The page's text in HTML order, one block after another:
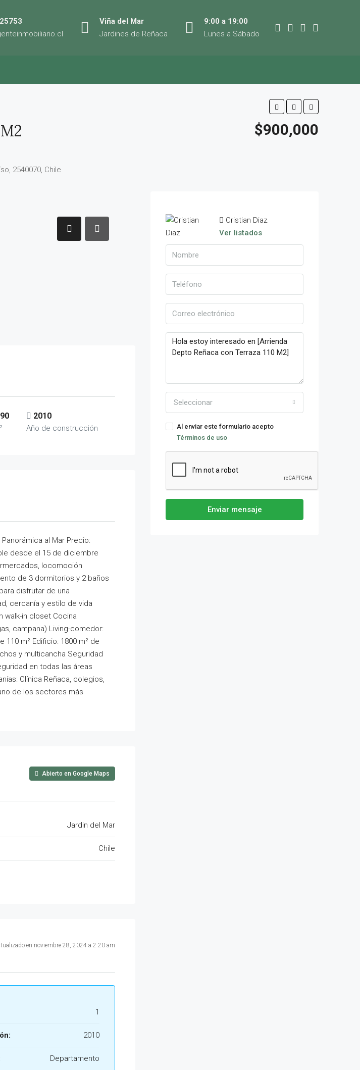
Viña del Mar
Jardines de Reñaca
9:00 a 19:00
Lunes a Sábado
$900,000
2540070, Chile
90 2010
Año de construcción
al Mar Precio:
desde el 15 de diciembre
locomoción
de 3 dormitorios y 2 baños
disfrutar de una
cercanía y estilo de vida
walk-in closet Cocina
campana) Living-comedor:
m² Edificio: 1800 m² de
y multicancha Seguridad
en todas las áreas
Clínica Reñaca, colegios,
de los sectores más
Abierto en Google Maps
Jardin del Mar
Chile
en noviembre 28, 2024 a 2:20 am
1
2010
Departamento
Cristian Diaz
Ver listados
Seleccionar
Al enviar este formulario acepto
Términos de uso
Enviar mensaje